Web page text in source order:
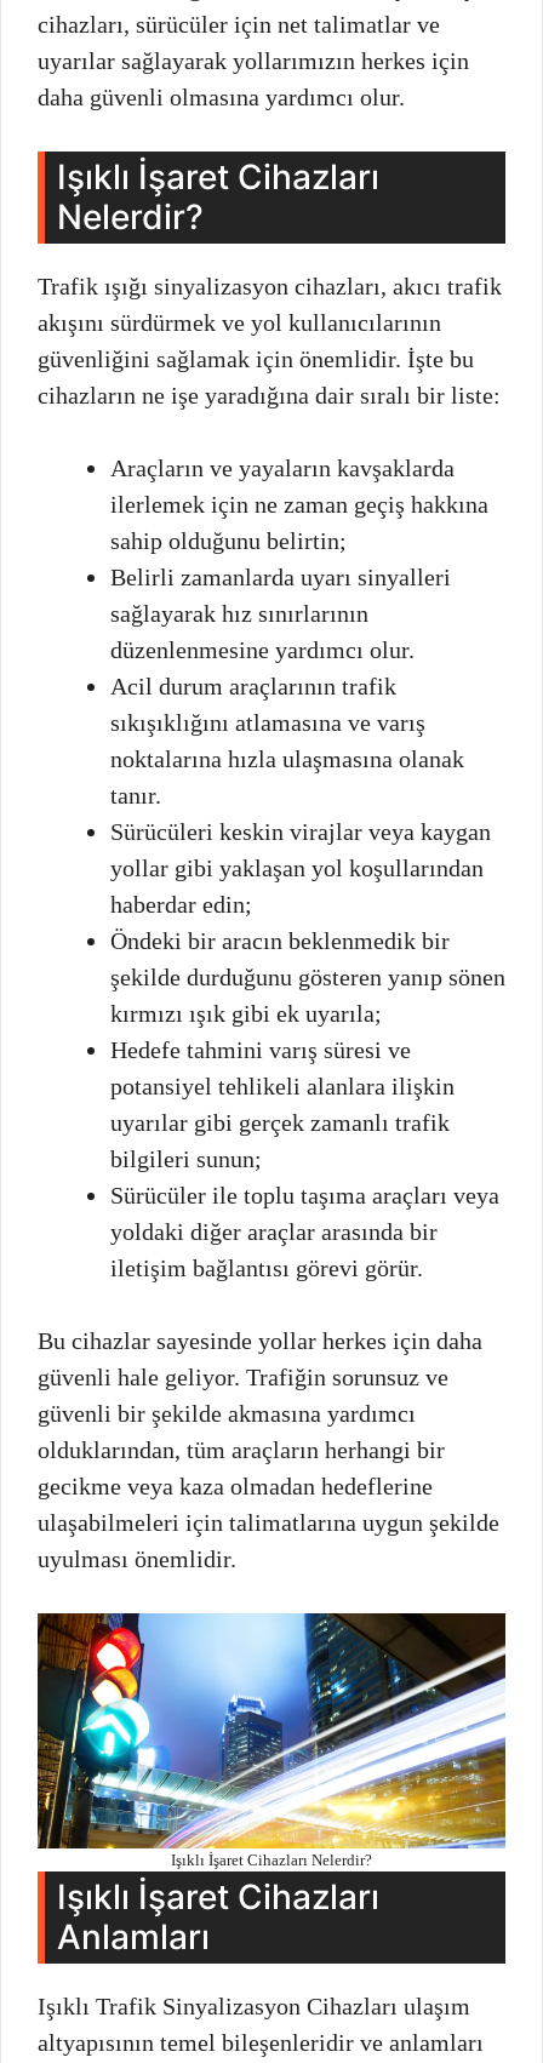
cihazları, sürücüler için net talimatlar ve
uyarılar sağlayarak yollarımızın herkes için
daha güvenli olmasına yardımcı olur.
Işıklı İşaret Cihazları
Nelerdir?
Trafik ışığı sinyalizasyon cihazları, akıcı trafik
akışını sürdürmek ve yol kullanıcılarının
güvenliğini sağlamak için önemlidir. İşte bu
cihazların ne işe yaradığına dair sıralı bir liste:
Araçların ve yayaların kavşaklarda
ilerlemek için ne zaman geçiş hakkına
sahip olduğunu belirtin;
Belirli zamanlarda uyarı sinyalleri
sağlayarak hız sınırlarının
düzenlenmesine yardımcı olur.
Acil durum araçlarının trafik
sıkışıklığını atlamasına ve varış
noktalarına hızla ulaşmasına olanak
tanır.
Sürücüleri keskin virajlar veya kaygan
yollar gibi yaklaşan yol koşullarından
haberdar edin;
Öndeki bir aracın beklenmedik bir
şekilde durduğunu gösteren yanıp sönen
kırmızı ışık gibi ek uyarıla;
Hedefe tahmini varış süresi ve
potansiyel tehlikeli alanlara ilişkin
uyarılar gibi gerçek zamanlı trafik
bilgileri sunun;
Sürücüler ile toplu taşıma araçları veya
yoldaki diğer araçlar arasında bir
iletişim bağlantısı görevi görür.
Bu cihazlar sayesinde yollar herkes için daha
güvenli hale geliyor. Trafiğin sorunsuz ve
güvenli bir şekilde akmasına yardımcı
olduklarından, tüm araçların herhangi bir
gecikme veya kaza olmadan hedeflerine
ulaşabilmeleri için talimatlarına uygun şekilde
uyulması önemlidir.
Işıklı İşaret Cihazları Nelerdir?
Işıklı İşaret Cihazları
Anlamları
Işıklı Trafik Sinyalizasyon Cihazları ulaşım
altyapısının temel bileşenleridir ve anlamları